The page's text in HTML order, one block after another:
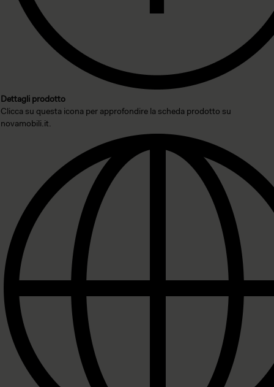
Dettagli prodotto
Clicca su questa icona per approfondire la scheda prodotto su
novamobili.it.